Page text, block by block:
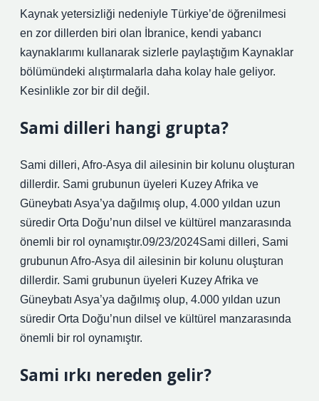
Kaynak yetersizliği nedeniyle Türkiye’de öğrenilmesi
en zor dillerden biri olan İbranice, kendi yabancı
kaynaklarımı kullanarak sizlerle paylaştığım Kaynaklar
bölümündeki alıştırmalarla daha kolay hale geliyor.
Kesinlikle zor bir dil değil.
Sami dilleri hangi grupta?
Sami dilleri, Afro-Asya dil ailesinin bir kolunu oluşturan
dillerdir. Sami grubunun üyeleri Kuzey Afrika ve
Güneybatı Asya’ya dağılmış olup, 4.000 yıldan uzun
süredir Orta Doğu’nun dilsel ve kültürel manzarasında
önemli bir rol oynamıştır.09/23/2024Sami dilleri, Sami
grubunun Afro-Asya dil ailesinin bir kolunu oluşturan
dillerdir. Sami grubunun üyeleri Kuzey Afrika ve
Güneybatı Asya’ya dağılmış olup, 4.000 yıldan uzun
süredir Orta Doğu’nun dilsel ve kültürel manzarasında
önemli bir rol oynamıştır.
Sami ırkı nereden gelir?